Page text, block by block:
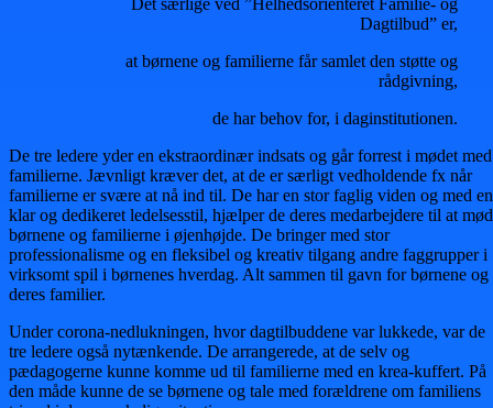
Det særlige ved ”Helhedsorienteret Familie- og
Dagtilbud” er,
at børnene og familierne får samlet den støtte og
rådgivning,
de har behov for, i daginstitutionen.
De tre ledere yder en ekstraordinær indsats og går forrest i mødet med
familierne. Jævnligt kræver det, at de er særligt vedholdende fx når
familierne er svære at nå ind til. De har en stor faglig viden og med en
klar og dedikeret ledelsesstil, hjælper de deres medarbejdere til at
børnene og familierne i øjenhøjde. De bringer med stor
professionalisme og en fleksibel og kreativ tilgang andre faggrupper i
virksomt spil i børnenes hverdag. Alt sammen til gavn for børnene og
deres familier.
Under corona-nedlukningen, hvor dagtilbuddene var lukkede, var de
tre ledere også nytænkende. De arrangerede, at de selv og
pædagogerne kunne komme ud til familierne med en krea-kuffert. På
den måde kunne de se børnene og tale med forældrene om familiens